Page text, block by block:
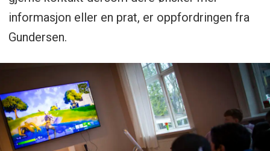
informasjon eller en prat, er oppfordringen fra
Gundersen.